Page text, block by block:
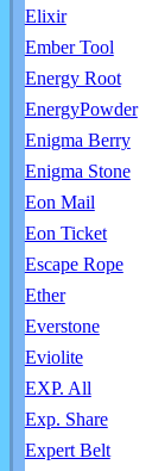
Elixir
Ember Tool
Energy Root
EnergyPowder
Enigma Berry
Enigma Stone
Eon Mail
Eon Ticket
Escape Rope
Ether
Everstone
Eviolite
EXP. All
Exp. Share
Expert Belt